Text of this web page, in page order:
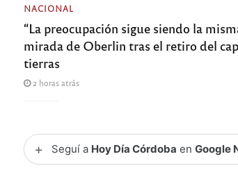
NACIONAL
“La preocupación sigue siendo la
mirada de Oberlin tras el retiro del
tierras
2 horas atrás
+ Seguí a Hoy Día Córdoba enGoogle